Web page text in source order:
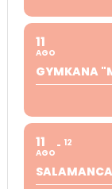
11
AGO
GYMKANA
11
AGO
12